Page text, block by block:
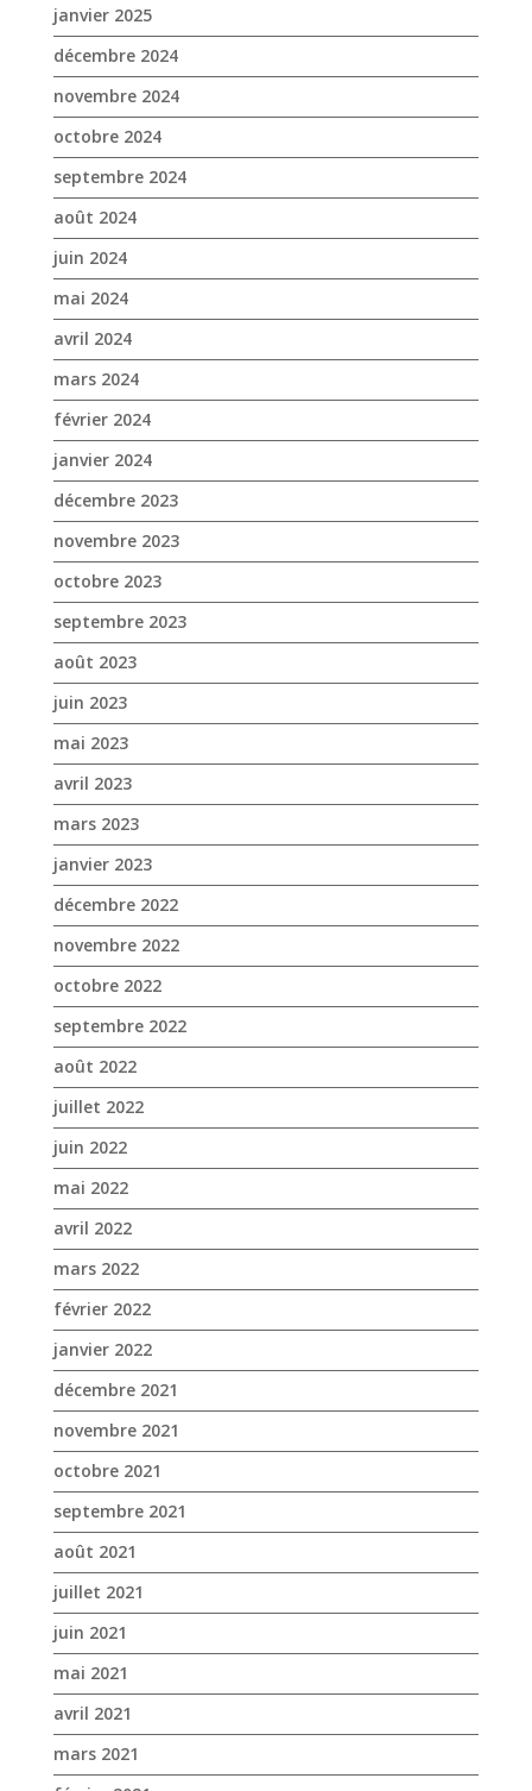
janvier 2025
décembre 2024
novembre 2024
octobre 2024
septembre 2024
août 2024
juin 2024
mai 2024
avril 2024
mars 2024
février 2024
janvier 2024
décembre 2023
novembre 2023
octobre 2023
septembre 2023
août 2023
juin 2023
mai 2023
avril 2023
mars 2023
janvier 2023
décembre 2022
novembre 2022
octobre 2022
septembre 2022
août 2022
juillet 2022
juin 2022
mai 2022
avril 2022
mars 2022
février 2022
janvier 2022
décembre 2021
novembre 2021
octobre 2021
septembre 2021
août 2021
juillet 2021
juin 2021
mai 2021
avril 2021
mars 2021